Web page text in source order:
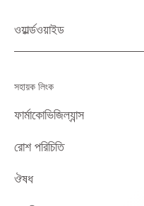
ওয়ার্ল্ডওয়াইড
সহায়ক লিংক
ফার্মাকোভিজিল্যান্স
রোশ পরিচিতি
ঔষধ